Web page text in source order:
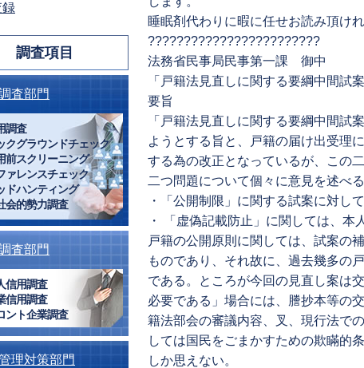
睡眠剤代わりに暇に任せお読み頂けれ
????????????????????????
法務省民事局民事第一課 御中
「戸籍法見直しに関する要綱中間試
要旨
「戸籍法見直しに関する要綱中間試
ようとする旨と、戸籍の届け出受理
する為の改正となっているが、この
二つ問題について個々に意見を述べる
・「公開制限」に関する試案に対し
・ 「虚偽記載防止」に関しては、本
戸籍の公開原則に関しては、試案の
ものであり、それ故に、過去幾多の
である。ところが今回の見直し案は
必要である」場合には、謄抄本等の
籍法部会の審議内容、叉、現行法で
しては国民をごまかすための欺瞞的
しか思えない。
録
調査項目
査部門
調査
クグラウンドチェック
前スクリーニング
ァレンスチェック
ドハンティング
会的勢力調査
査部門
信用調査
信用調査
ント企業調査
理対策部門